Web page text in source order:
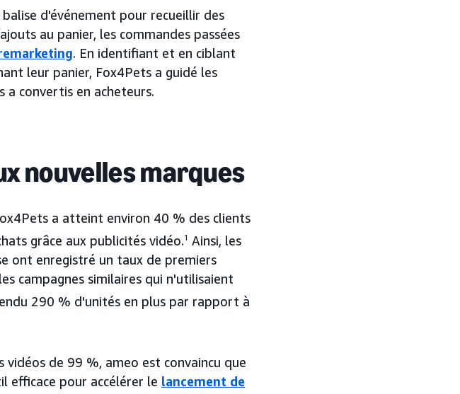
d'événement pour recueillir des
au panier, les commandes passées
. En identifiant et en ciblant
leur panier, Fox4Pets a guidé les
convertis en acheteurs.
nouvelles marques
a atteint environ 40 % des clients
grâce aux publicités vidéo.1 Ainsi, les
ont enregistré un taux de premiers
campagnes similaires qui n'utilisaient
290 % d'unités en plus par rapport à
de 99 %, ameo est convaincu que
efficace pour accélérer le lancement de